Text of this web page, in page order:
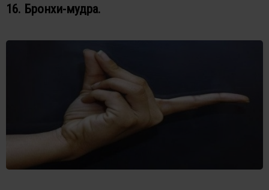
16. Бронхи-мудра.